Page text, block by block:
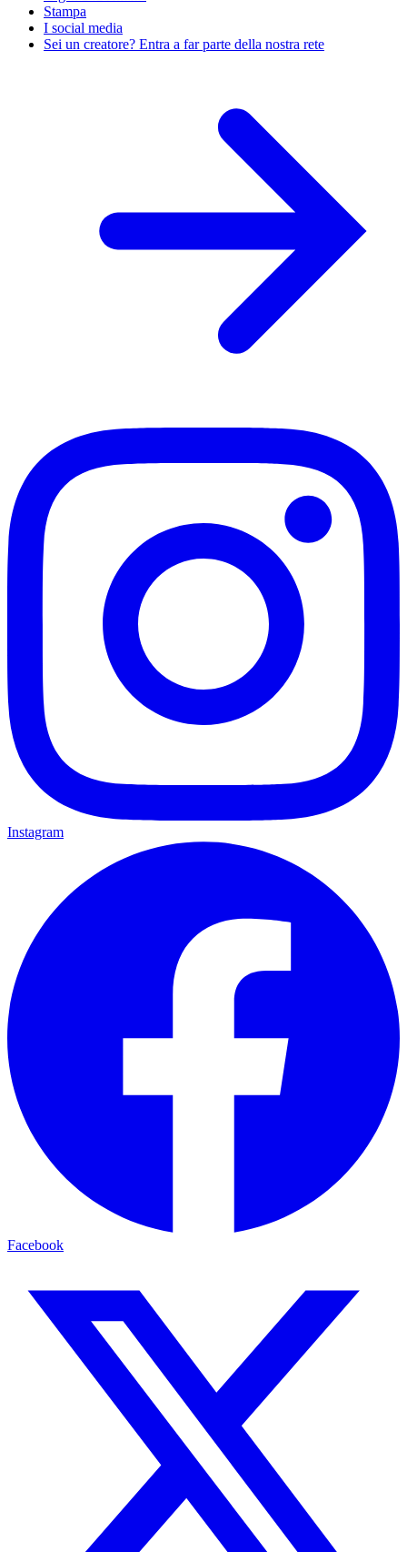
Stampa
I social media
Sei un creatore? Entra a far parte della nostra rete
Instagram
Facebook